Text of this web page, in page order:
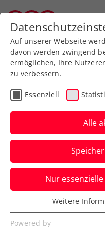
Zurück zur
Turniere
Generali
bis 2035
Die
zehn Jahre liegt
Octagon auf dem
Verfasst von:
Auf unserer Webseite
davon werden zwingend
ermöglichen, Ihre
zu verbessern.
Essenziell
Alle
Nur
Essenziell
Essenzielle Cookies
Weitere
Powered by